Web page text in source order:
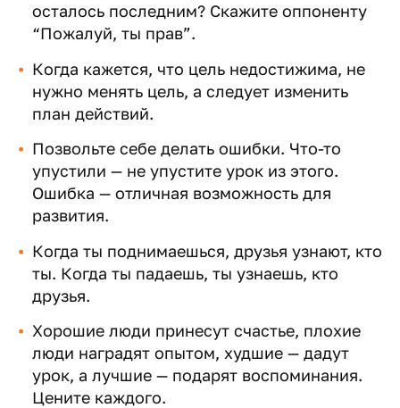
осталось последним? Скажите оппоненту
“Пожалуй, ты прав”.
Когда кажется, что цель недостижима, не
нужно менять цель, а следует изменить
план действий.
Позвольте себе делать ошибки. Что-то
упустили — не упустите урок из этого.
Ошибка — отличная возможность для
развития.
Когда ты поднимаешься, друзья узнают, кто
ты. Когда ты падаешь, ты узнаешь, кто
друзья.
Хорошие люди принесут счастье, плохие
люди наградят опытом, худшие — дадут
урок, а лучшие — подарят воспоминания.
Цените каждого.